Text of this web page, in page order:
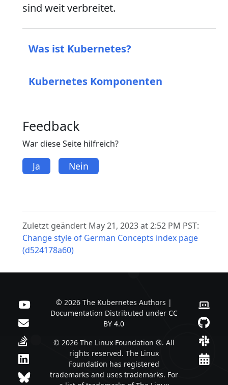
sind weit verbreitet.
Was ist Kubernetes?
Kubernetes Komponenten
Feedback
War diese Seite hilfreich?
Ja Nein
Zuletzt geändert May 21, 2023 at 2:52 PM PST:
Change style of German Concepts index page
(d524178a60)
© 2026 The Kubernetes Authors |
Documentation Distributed under CC
BY 4.0
© 2026 The Linux Foundation ®. All
rights reserved. The Linux
Foundation has registered
trademarks and uses trademarks. For